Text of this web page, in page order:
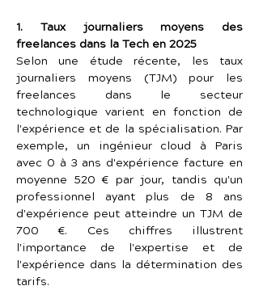
1. Taux journaliers moyens des
freelances dans la Tech en 2025
Selon une étude récente, les taux
journaliers moyens (TJM) pour les
freelances dans le secteur
technologique varient en fonction de
l'expérience et de la spécialisation. Par
exemple, un ingénieur cloud à Paris
avec 0 à 3 ans d'expérience facture en
moyenne 520 € par jour, tandis qu'un
professionnel ayant plus de 8 ans
d'expérience peut atteindre un TJM de
700 €. Ces chiffres illustrent
l'importance de l'expertise et de
l'expérience dans la détermination des
tarifs.